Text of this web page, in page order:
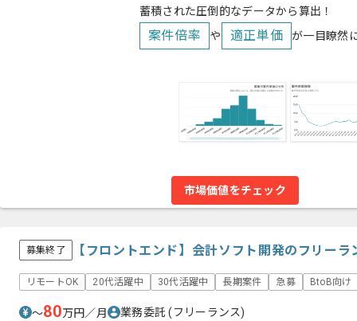
蓄積された圧倒的なデータから算出！
案件倍率 や 適正単価 が一目瞭然
市場価値をチェック
募集終了 【フロントエンド】会計ソフト開発のフリー
リモートOK 20代活躍中 30代活躍中 長期案件 急募 BtoB向け
〜80万円／月 業務委託(フリーランス)